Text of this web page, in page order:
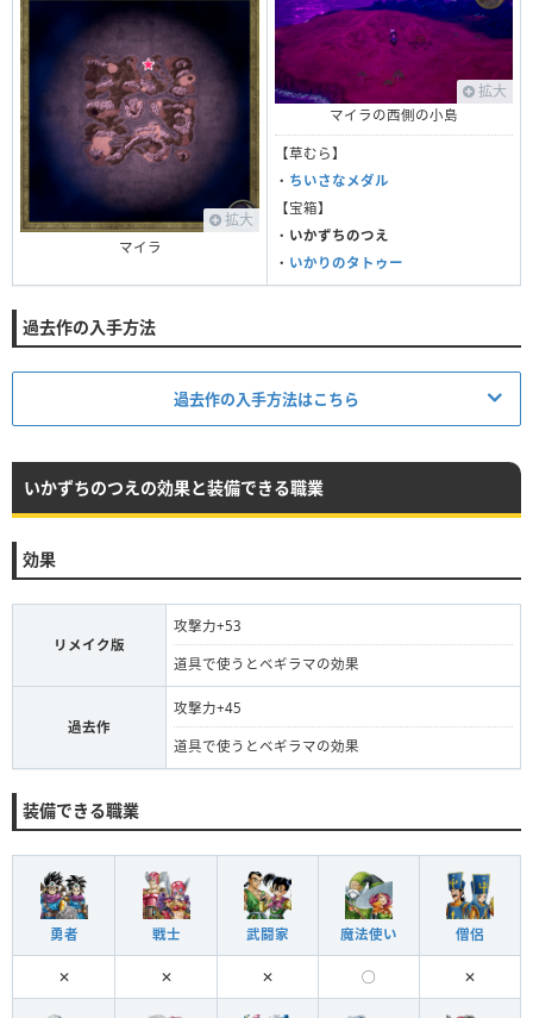
拡大
マイラ
拡大
マイラの西側の小島
【草むら】
・ ちいさなメダル
【宝箱】
・ いかずちのつえ
・ いかりのタトゥー
過去作の入手方法
過去作の入手方法はこちら
スー 【宝】
〜落とすモンスターはいません〜
いかずちのつえの効果と装備できる職業
効果
リメイク版
攻撃力+53
道具で使うとベギラマの効果
過去作
攻撃力+45
道具で使うとベギラマの効果
装備できる職業
勇者 戦士 武闘家 魔法使い 僧侶
✕ ✕ ✕ ◯ ✕